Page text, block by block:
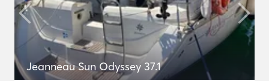
Jeanneau Sun Odyssey 37.1